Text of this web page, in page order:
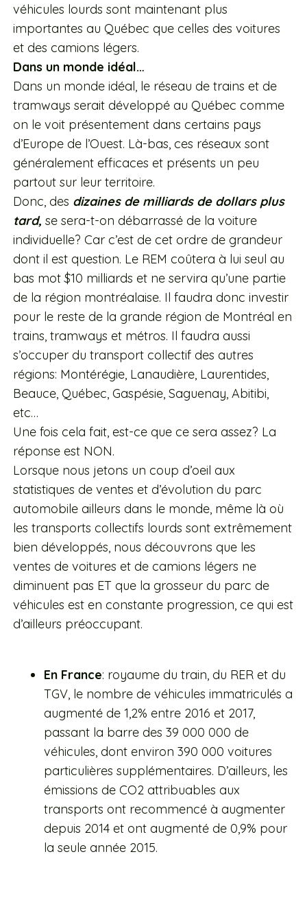
véhicules lourds sont maintenant plus
importantes au Québec que celles des voitures
et des camions légers.
Dans un monde idéal…
Dans un monde idéal, le réseau de trains et de
tramways serait développé au Québec comme
on le voit présentement dans certains pays
d’Europe de l’Ouest. Là-bas, ces réseaux sont
généralement efficaces et présents un peu
partout sur leur territoire.
Donc, des dizaines de milliards de dollars plus
tard, se sera-t-on débarrassé de la voiture
individuelle? Car c’est de cet ordre de grandeur
dont il est question. Le REM coûtera à lui seul au
bas mot $10 milliards et ne servira qu’une partie
de la région montréalaise. Il faudra donc investir
pour le reste de la grande région de Montréal en
trains, tramways et métros. Il faudra aussi
s’occuper du transport collectif des autres
régions: Montérégie, Lanaudière, Laurentides,
Beauce, Québec, Gaspésie, Saguenay, Abitibi,
etc…
Une fois cela fait, est-ce que ce sera assez? La
réponse est NON.
Lorsque nous jetons un coup d’oeil aux
statistiques de ventes et d’évolution du parc
automobile ailleurs dans le monde, même là où
les transports collectifs lourds sont extrêmement
bien développés, nous découvrons que les
ventes de voitures et de camions légers ne
diminuent pas ET que la grosseur du parc de
véhicules est en constante progression, ce qui est
d’ailleurs préoccupant.
En France: royaume du train, du RER et du
TGV, le nombre de véhicules immatriculés a
augmenté de 1,2% entre 2016 et 2017,
passant la barre des 39 000 000 de
véhicules, dont environ 390 000 voitures
particulières supplémentaires. D’ailleurs, les
émissions de CO2 attribuables aux
transports ont recommencé à augmenter
depuis 2014 et ont augmenté de 0,9% pour
la seule année 2015.